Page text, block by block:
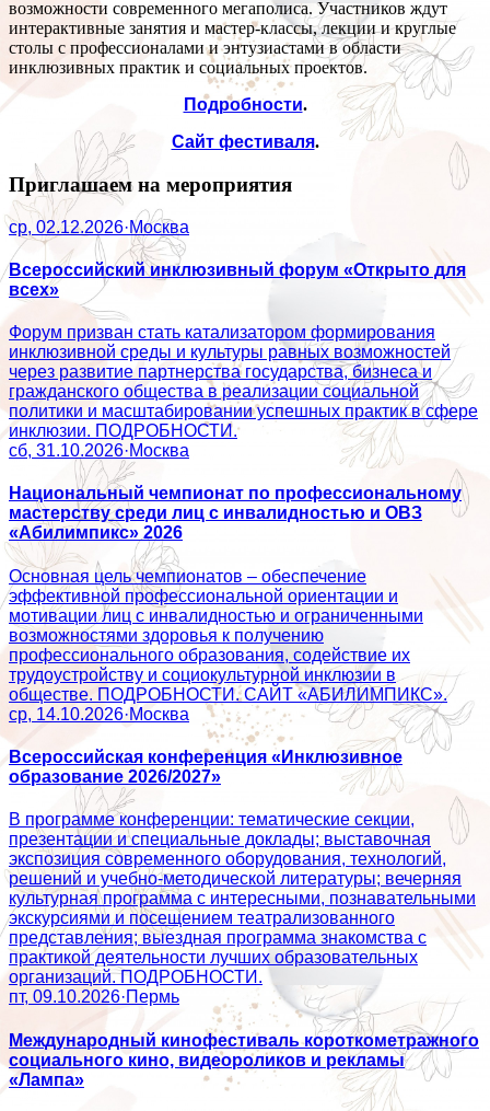
возможности современного мегаполиса. Участников ждут
интерактивные занятия и мастер-классы, лекции и круглые
столы с профессионалами и энтузиастами в области
инклюзивных практик и социальных проектов.
Подробности.
Сайт фестиваля.
Приглашаем на мероприятия
ср, 02.12.2026·Москва
Всероссийский инклюзивный форум «Открыто для
всех»
Форум призван стать катализатором формирования
инклюзивной среды и культуры равных возможностей
через развитие партнерства государства, бизнеса и
гражданского общества в реализации социальной
политики и масштабировании успешных практик в сфере
инклюзии. ПОДРОБНОСТИ.
сб, 31.10.2026·Москва
Национальный чемпионат по профессиональному
мастерству среди лиц с инвалидностью и ОВЗ
«Абилимпикс» 2026
Основная цель чемпионатов – обеспечение
эффективной профессиональной ориентации и
мотивации лиц с инвалидностью и ограниченными
возможностями здоровья к получению
профессионального образования, содействие их
трудоустройству и социокультурной инклюзии в
обществе. ПОДРОБНОСТИ. САЙТ «АБИЛИМПИКС».
ср, 14.10.2026·Москва
Всероссийская конференция «Инклюзивное
образование 2026/2027»
В программе конференции: тематические секции,
презентации и специальные доклады; выставочная
экспозиция современного оборудования, технологий,
решений и учебно-методической литературы; вечерняя
культурная программа с интересными, познавательными
экскурсиями и посещением театрализованного
представления; выездная программа знакомства с
практикой деятельности лучших образовательных
организаций. ПОДРОБНОСТИ.
пт, 09.10.2026·Пермь
Международный кинофестиваль короткометражного
социального кино, видеороликов и рекламы
«Лампа»